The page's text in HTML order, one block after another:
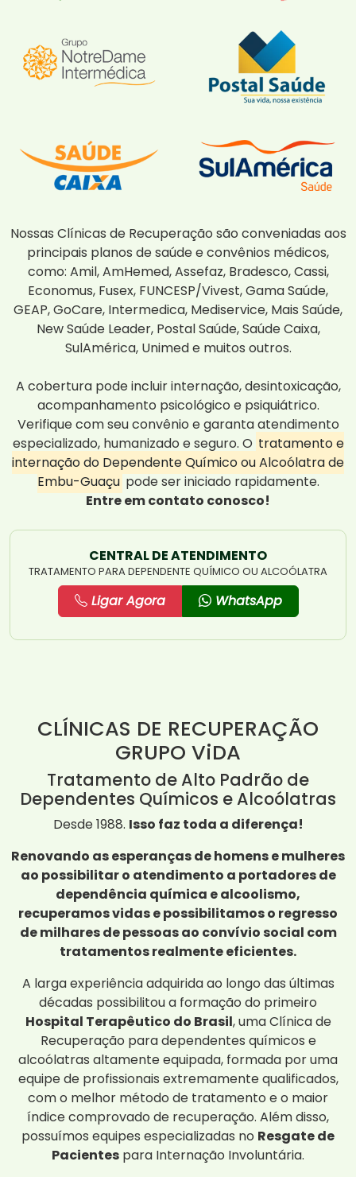
Nossas Clínicas de Recuperação são conveniadas aos
principais planos de saúde e convênios médicos,
como: Amil, AmHemed, Assefaz, Bradesco, Cassi,
Economus, Fusex, FUNCESP/Vivest, Gama Saúde,
GEAP, GoCare, Intermedica, Mediservice, Mais Saúde,
New Saúde Leader, Postal Saúde, Saúde Caixa,
SulAmérica, Unimed e muitos outros.
A cobertura pode incluir internação, desintoxicação,
acompanhamento psicológico e psiquiátrico.
Verifique com seu convênio e garanta atendimento
especializado, humanizado e seguro. O tratamento e
internação do Dependente Químico ou Alcoólatra de
Embu-Guaçu pode ser iniciado rapidamente.
Entre em contato conosco!
CENTRAL DE ATENDIMENTO
TRATAMENTO PARA DEPENDENTE QUÍMICO OU ALCOÓLATRA
Ligar Agora WhatsApp
CLÍNICAS DE RECUPERAÇÃO
GRUPO ViDA
Tratamento de Alto Padrão de
Dependentes Químicos e Alcoólatras
Desde 1988. Isso faz toda a diferença!
Renovando as esperanças de homens e mulheres
ao possibilitar o atendimento a portadores de
dependência química e alcoolismo,
recuperamos vidas e possibilitamos o regresso
de milhares de pessoas ao convívio social com
tratamentos realmente eficientes.
A larga experiência adquirida ao longo das últimas
décadas possibilitou a formação do primeiro
Hospital Terapêutico do Brasil, uma Clínica de
Recuperação para dependentes químicos e
alcoólatras altamente equipada, formada por uma
equipe de profissionais extremamente qualificados,
com o melhor método de tratamento e o maior
índice comprovado de recuperação. Além disso,
possuímos equipes especializadas no Resgate de
Pacientes para Internação Involuntária.